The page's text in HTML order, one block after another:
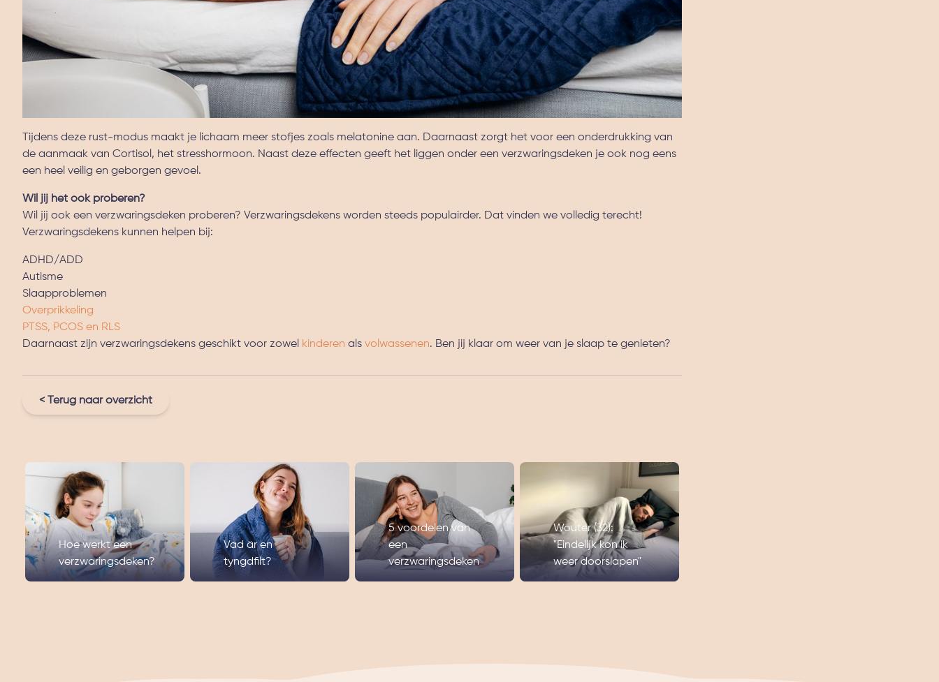
Tijdens deze rust-modus maakt je lichaam meer stofjes zoals melatonine aan. Daarnaast zorgt het voor een onderdrukking van
de aanmaak van Cortisol, het stresshormoon. Naast deze effecten geeft het liggen onder een verzwaringsdeken je ook nog eens
een heel veilig en geborgen gevoel.
Wil jij het ook proberen?
Wil jij ook een verzwaringsdeken proberen? Verzwaringsdekens worden steeds populairder. Dat vinden we volledig terecht!
Verzwaringsdekens kunnen helpen bij:
ADHD/ADD
Autisme
Slaapproblemen
Overprikkeling
PTSS, PCOS en RLS
Daarnaast zijn verzwaringsdekens geschikt voor zowel kinderen als volwassenen. Ben jij klaar om weer van je slaap te genieten?
< Terug naar overzicht
Hoe werkt een
verzwaringsdeken?
Vad är en
tyngdfilt?
5 voordelen van
een
verzwaringsdeken
Wouter (32):
"Eindelijk kon ik
weer doorslapen"